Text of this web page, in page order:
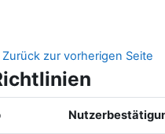
Zurück zur vorherigen Seite